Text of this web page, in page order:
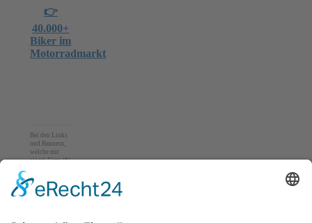
👉
40.000+
Biker im
Motorradmarkt
Bei den Links
und Bannern,
welche mit
einem Stern (*)
sind, handelt
es sich um
Affiliate-